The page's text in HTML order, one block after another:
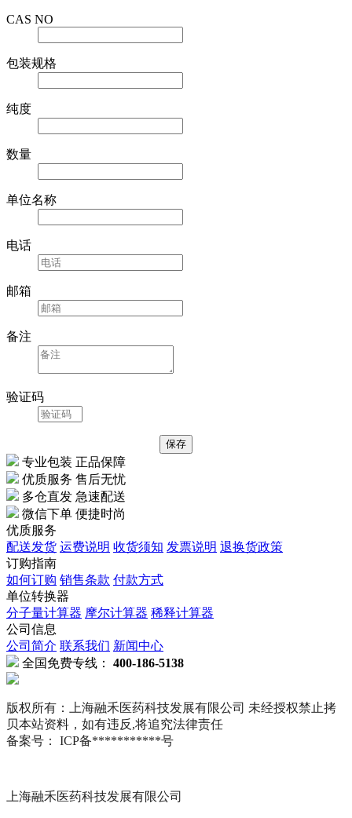
CAS NO
包装规格
纯度
数量
单位名称
电话
邮箱
备注
验证码
专业包装 正品保障
优质服务 售后无忧
多仓直发 急速配送
微信下单 便捷时尚
优质服务
配送发货 运费说明 收货须知 发票说明 退换货政策
订购指南
如何订购 销售条款 付款方式
单位转换器
分子量计算器 摩尔计算器 稀释计算器
公司信息
公司简介 联系我们 新闻中心
全国免费专线： 400-186-5138
版权所有：上海融禾医药科技发展有限公司 未经授权禁止拷
贝本站资料，如有违反,将追究法律责任
备案号： ICP备***********号
上海融禾医药科技发展有限公司